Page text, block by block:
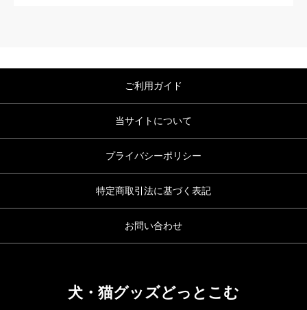
ご利用ガイド
当サイトについて
プライバシーポリシー
特定商取引法に基づく表記
お問い合わせ
犬・猫グッズどっとこむ